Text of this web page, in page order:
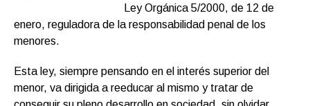
Ley Orgánica 5/2000, de 12 de
enero, reguladora de la responsabilidad penal de los
menores.
Esta ley, siempre pensando en el interés superior del
menor, va dirigida a reeducar al mismo y tratar de